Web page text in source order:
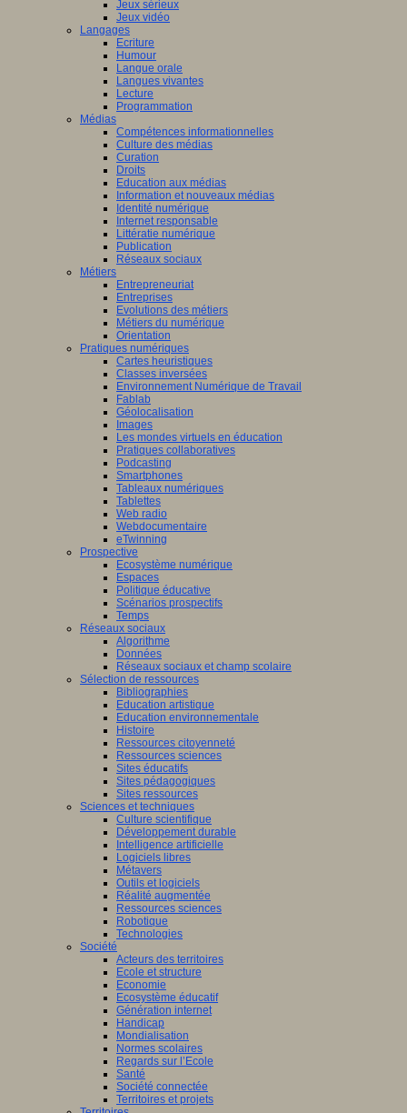
Jeux sérieux
Jeux vidéo
Langages
Ecriture
Humour
Langue orale
Langues vivantes
Lecture
Programmation
Médias
Compétences informationnelles
Culture des médias
Curation
Droits
Education aux médias
Information et nouveaux médias
Identité numérique
Internet responsable
Littératie numérique
Publication
Réseaux sociaux
Métiers
Entrepreneuriat
Entreprises
Evolutions des métiers
Métiers du numérique
Orientation
Pratiques numériques
Cartes heuristiques
Classes inversées
Environnement Numérique de Travail
Fablab
Géolocalisation
Images
Les mondes virtuels en éducation
Pratiques collaboratives
Podcasting
Smartphones
Tableaux numériques
Tablettes
Web radio
Webdocumentaire
eTwinning
Prospective
Ecosystème numérique
Espaces
Politique éducative
Scénarios prospectifs
Temps
Réseaux sociaux
Algorithme
Données
Réseaux sociaux et champ scolaire
Sélection de ressources
Bibliographies
Education artistique
Education environnementale
Histoire
Ressources citoyenneté
Ressources sciences
Sites éducatifs
Sites pédagogiques
Sites ressources
Sciences et techniques
Culture scientifique
Développement durable
Intelligence artificielle
Logiciels libres
Métavers
Outils et logiciels
Réalité augmentée
Ressources sciences
Robotique
Technologies
Société
Acteurs des territoires
Ecole et structure
Economie
Ecosystème éducatif
Génération internet
Handicap
Mondialisation
Normes scolaires
Regards sur l’Ecole
Santé
Société connectée
Territoires et projets